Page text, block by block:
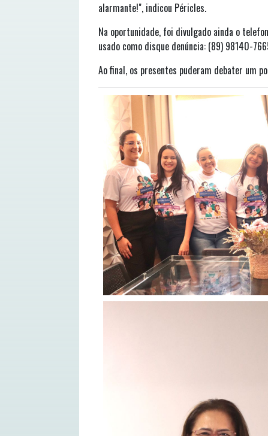
alarmante!", indicou Péricles.
Na oportunidade, foi divulgado ainda o
usado como disque denúncia: (89) 98140-
Ao final, os presentes puderam debater um